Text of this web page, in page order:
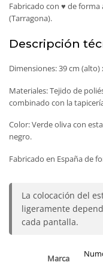
Fabricado con ♥ de
(Tarragona).
Descripción
Dimensiones: 39 cm
Materiales: Tejido de
combinado con la
Color: Verde oliva con
negro.
Fabricado en España de
La colocación del
ligeramente
cada pantalla.
Marca